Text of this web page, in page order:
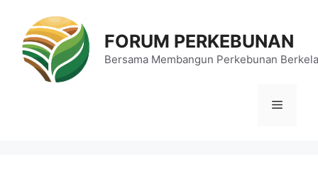
FORUM PERKEBUNAN
Bersama Membangun Perkebunan
Menu